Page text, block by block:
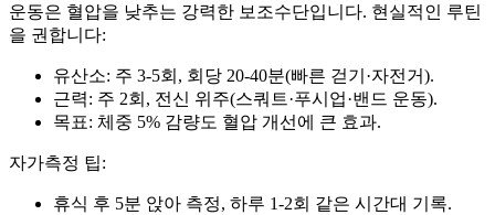
운동은 혈압을 낮추는 강력한 보조수단입니다. 현실적인 루틴
을 권합니다:
유산소: 주 3-5회, 회당 20-40분(빠른 걷기·자전거).
근력: 주 2회, 전신 위주(스쿼트·푸시업·밴드 운동).
목표: 체중 5% 감량도 혈압 개선에 큰 효과.
자가측정 팁:
휴식 후 5분 앉아 측정, 하루 1-2회 같은 시간대 기록.